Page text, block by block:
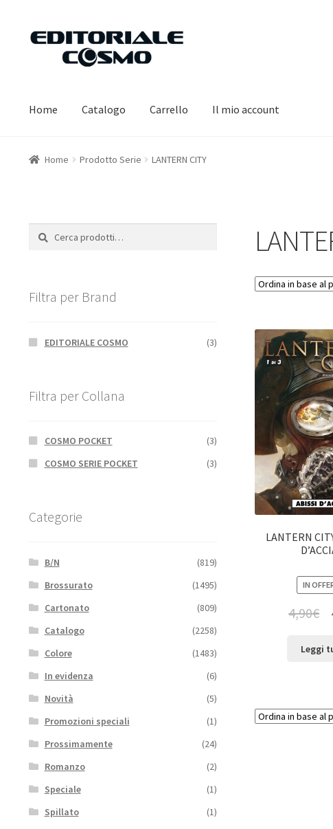
Vai
navigazione
Vai
Home Catalogo Carrello Il mio account
Home Prodotto Serie LANTERN CITY
LANTERN
IN
4,90€
Leggi
Cerca:
Cerca
Filtra per Brand
EDITORIALE COSMO (3)
Filtra per Collana
COSMO POCKET
(3)
COSMO SERIE POCKET
(3)
Categorie
B/N
(819)
Brossurato
(1495)
Cartonato
(809)
Catalogo
(2258)
Colore
(1483)
In evidenza
(6)
Novità
(5)
Promozioni speciali
(1)
Prossimamente
(24)
Romanzo
(2)
Speciale
(1)
Spillato
(1)